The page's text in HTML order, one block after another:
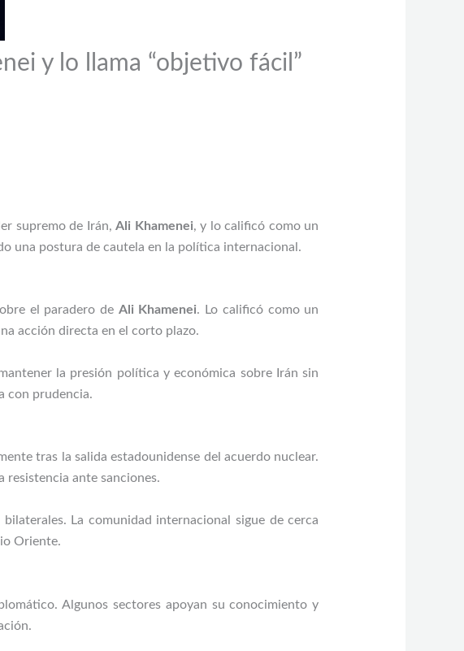
y lo llama “objetivo fácil”
supremo de Irán,Ali Khamenei, y lo calificó como un
una postura de cautela en la política internacional.
el paradero de Ali Khamenei. Lo calificó como un
acción directa en el corto plazo.
la presión política y económica sobre Irán sin
con prudencia.
tras la salida estadounidense del acuerdo nuclear.
ante sanciones.
La comunidad internacional sigue de cerca
Oriente.
Algunos sectores apoyan su conocimiento y